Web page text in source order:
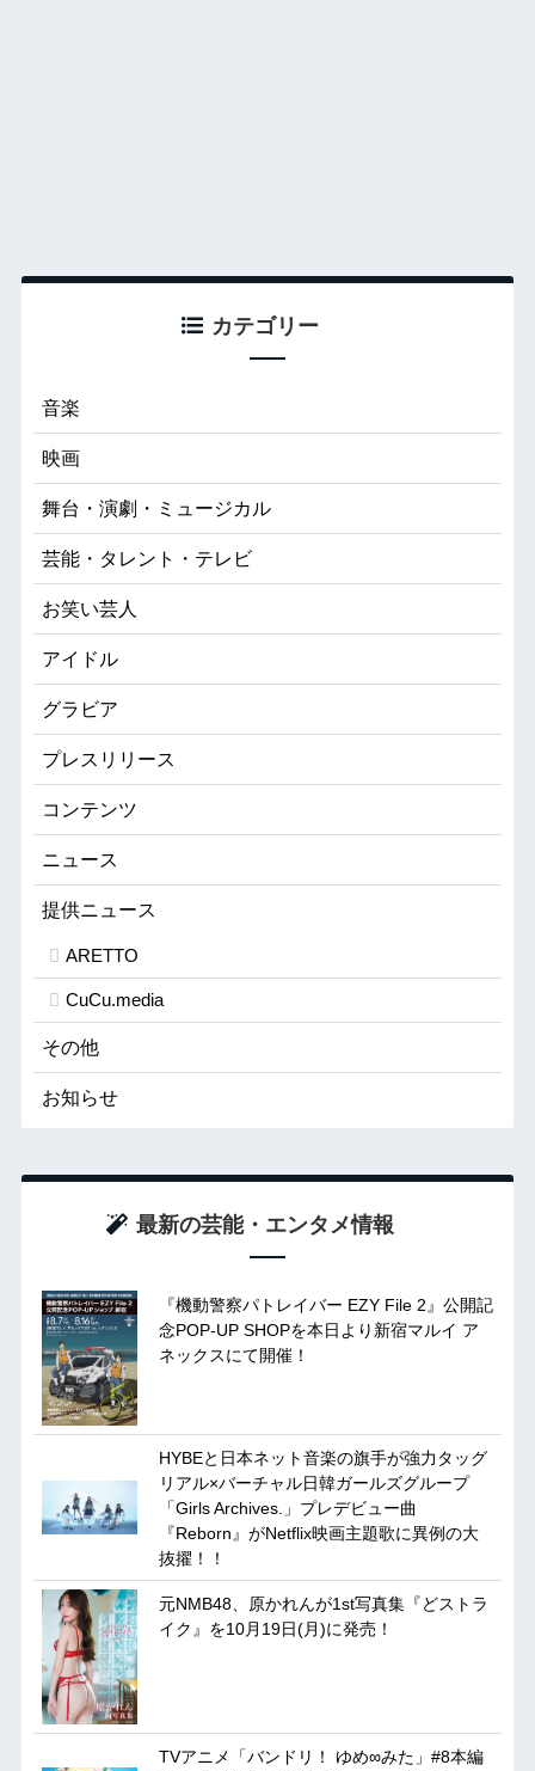
カテゴリー
音楽
映画
舞台・演劇・ミュージカル
芸能・タレント・テレビ
お笑い芸人
アイドル
グラビア
プレスリリース
コンテンツ
ニュース
提供ニュース
ARETTO
CuCu.media
その他
お知らせ
最新の芸能・エンタメ情報
『機動警察パトレイバー EZY File 2』公開記
念POP-UP SHOPを本日より新宿マルイ ア
ネックスにて開催！
HYBEと日本ネット音楽の旗手が強力タッグ
リアル×バーチャル日韓ガールズグループ
「Girls Archives.」プレデビュー曲
『Reborn』がNetflix映画主題歌に異例の大
抜擢！！
元NMB48、原かれんが1st写真集『どストラ
イク』を10月19日(月)に発売！
TVアニメ「バンドリ！ ゆめ∞みた」#8本編